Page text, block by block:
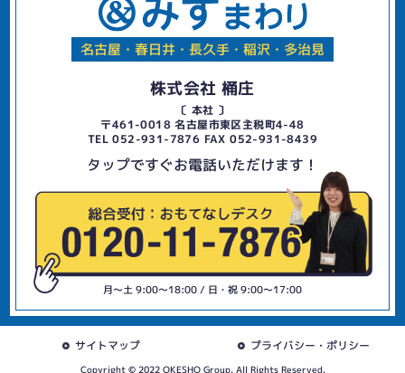
名古屋・春日井・長久手・稲沢・多治見
株式会社 桶庄
〔 本社 〕
〒461-0018 名古屋市東区主税町4-48
TEL 052-931-7876 FAX 052-931-8439
タップですぐお電話いただけます！
月〜土 9:00〜18:00 / 日・祝 9:00〜17:00
サイトマップ プライバシー・ポリシー
Copyright © 2022 OKESHO Group. All Rights Reserved.